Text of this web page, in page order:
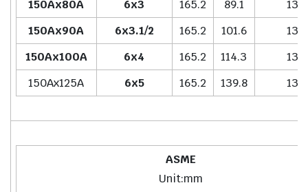
150Ax80A
6x3 165.2 89.1
150Ax90A
6x3.1/2 165.2 101.6
150Ax100A
6x4 165.2 114.3
150Ax125A
6x5 165.2 139.8
ASME
Unit:mm